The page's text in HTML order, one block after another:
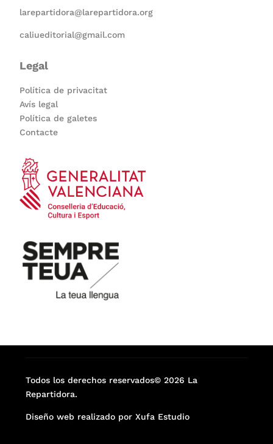
larepartidora@larepartidora.org
caliueditorial@gmail.com
Legal
Política de privacitat
Avís legal
Política de galetes
Contacte
Todos los derechos reservados© 2026 La
Repartidora.
Diseño web realizado por Xufa Estudio